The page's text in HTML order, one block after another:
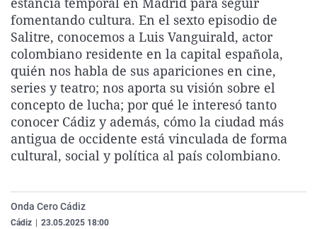
La rosa de los vientos
Gente viajera
Como el perro y el
Caso
Retornados
Equipo de
Operación Viuda
Extremadura
Galicia
La Rioja
Navarra
País Vasco
Virales
Televisión
Elecciones
fomentando cultura. En el sexto episodio de
Salitre, conocemos a Luis Vanguirald, actor
colombiano residente en la capital española,
quién nos habla de sus apariciones en cine,
series y teatro; nos aporta su visión sobre el
concepto de lucha; por qué le interesó tanto
conocer Cádiz y además, cómo la ciudad más
antigua de occidente está vinculada de forma
cultural, social y política al país colombiano.
Onda Cero Cádiz
Cádiz 23.05.2025 18:00